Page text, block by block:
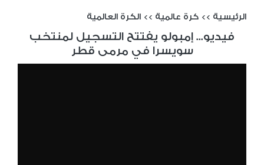
الرئيسية >> كرة عالمية >> الكرة العالمية
فيديو... إمبولو يفتتح التسجيل لمنتخب
سويسرا في مرمى قطر